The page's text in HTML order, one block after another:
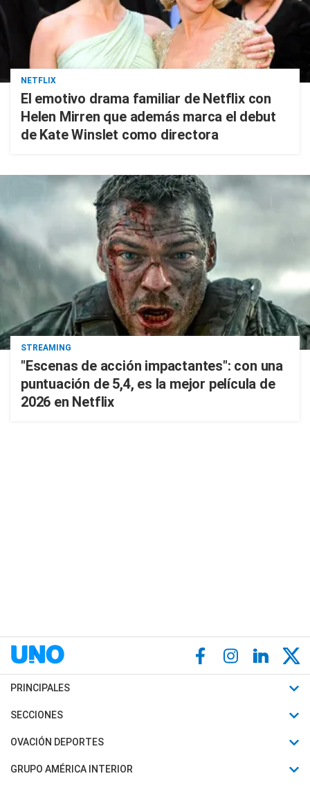
NETFLIX
El emotivo drama familiar de Netflix con
Helen Mirren que además marca el debut
de Kate Winslet como directora
STREAMING
"Escenas de acción impactantes": con una
puntuación de 5,4, es la mejor película de
2026 en Netflix
PRINCIPALES
Últimas Noticias
Política
SECCIONES
Horóscopo
Motores
OVACIÓN DEPORTES
Fútbol
GRUPO AMÉRICA INTERIOR